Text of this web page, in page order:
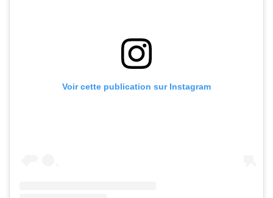
Voir cette publication sur Instagram